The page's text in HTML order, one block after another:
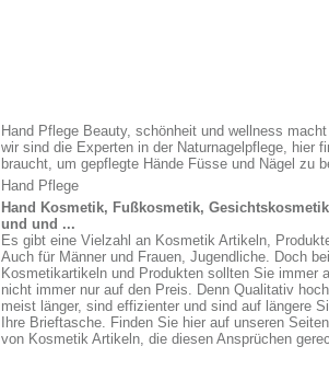
Hand Pflege Beauty, schönheit und wellness
wir sind die Experten in der Naturnagelpflege, hier
braucht, um gepflegte Hände Füsse und Nägel zu
Hand Pflege
Hand Kosmetik, Fußkosmetik,
und und ...
Es gibt eine Vielzahl an Kosmetik Artikeln,
Auch für Männer und Frauen, Jugendliche. Doch
Kosmetikartikeln und Produkten sollten Sie immer
nicht immer nur auf den Preis. Denn Qualitativ
meist länger, sind effizienter und sind auf längere
Ihre Brieftasche. Finden Sie hier auf unseren
von Kosmetik Artikeln, die diesen Ansprüchen